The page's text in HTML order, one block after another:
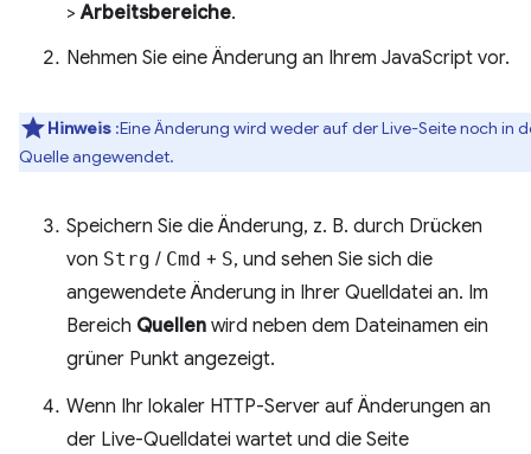
>Arbeitsbereiche.
Nehmen Sie eine Änderung an Ihrem JavaScript vor.
Hinweis :Eine Änderung wird weder auf der Live-Seite noch in
Quelle angewendet.
Speichern Sie die Änderung, z. B. durch Drücken
von Strg / Cmd + S, und sehen Sie sich die
angewendete Änderung in Ihrer Quelldatei an. Im
Bereich Quellen wird neben dem Dateinamen ein
grüner Punkt angezeigt.
Wenn Ihr lokaler HTTP-Server auf Änderungen an
der Live-Quelldatei wartet und die Seite